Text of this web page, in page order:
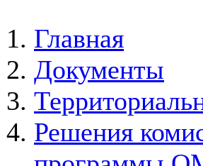
Главная
Документы
Решения